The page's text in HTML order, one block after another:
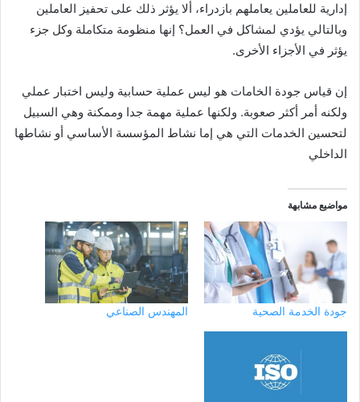
إدارية للعاملين يعاملهم بازدراء، ألا يؤثر ذلك على تحفيز العاملين
وبالتالي يؤدي لمشاكل في العمل؟ إنها منظومة متكاملة وكل جزء
يؤثر في الأجزاء الأخرى.
إن قياس جودة الخامات هو ليس عملية حسابية وليس اختبار عملي
ولكنه أمر أكثر صعوبة. ولكنها عملية مهمة جدا وممكنة وهي السبيل
لتحسين الخدمات التي هي إما نشاط المؤسسة الأساسي أو نشاطها
الداخلي
مواضيع مشابهة
جودة الخدمة الصحية المهندس الصناعي